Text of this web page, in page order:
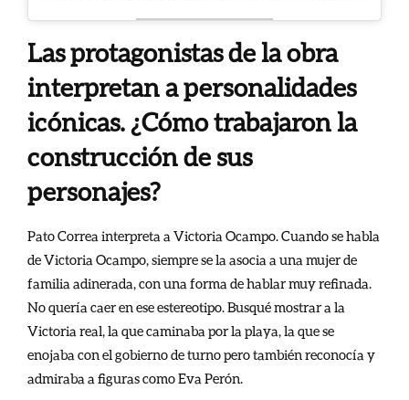
Las protagonistas de la obra
interpretan a personalidades
icónicas. ¿Cómo trabajaron la
construcción de sus
personajes?
Pato Correa interpreta a Victoria Ocampo. Cuando se habla
de Victoria Ocampo, siempre se la asocia a una mujer de
familia adinerada, con una forma de hablar muy refinada.
No quería caer en ese estereotipo. Busqué mostrar a la
Victoria real, la que caminaba por la playa, la que se
enojaba con el gobierno de turno pero también reconocía y
admiraba a figuras como Eva Perón.